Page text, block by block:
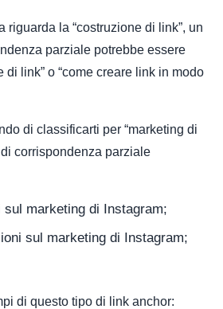
riguarda la “costruzione di link”, un
parziale potrebbe essere
di link” o “come creare link in modo
di classificarti per “marketing di
di corrispondenza parziale
sul marketing di Instagram;
sul marketing di Instagram;
di questo tipo di link anchor: